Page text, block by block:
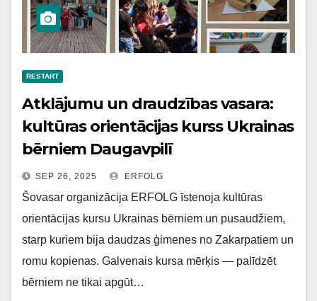
RESTART
Atklājumu un draudzības vasara:
kultūras orientācijas kurss Ukrainas
bērniem Daugavpilī
SEP 26, 2025 ERFOLG
Šovasar organizācija ERFOLG īstenoja kultūras
orientācijas kursu Ukrainas bērniem un pusaudžiem,
starp kuriem bija daudzas ģimenes no Zakarpatiem un
romu kopienas. Galvenais kursa mērķis — palīdzēt
bērniem ne tikai apgūt…